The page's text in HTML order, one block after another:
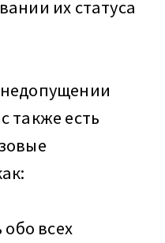
их статуса
также есть
обо всех